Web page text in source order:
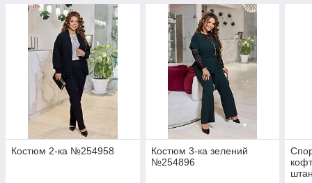
Костюм 2-ка №254958
Костюм 3-ка зелений
№254896